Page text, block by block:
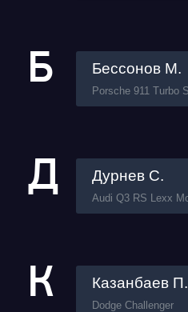
Б Бессонов М.
Д Дурнев С.
К Казанбаев П.
Dodge Challenger